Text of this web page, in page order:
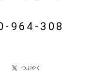
964-308
つぶやく